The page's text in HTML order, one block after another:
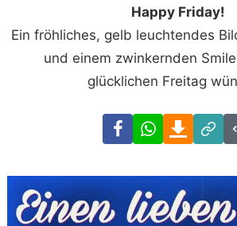
Happy Friday!
Ein fröhliches, gelb leuchtendes
und einem zwinkernden
glücklichen Freitag
FacebookWhatsApp
Link